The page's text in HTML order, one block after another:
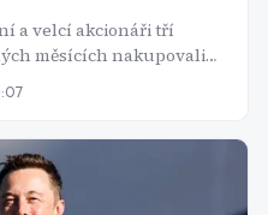
a velcí akcionáři tří
měsících nakupovali
cen. Insider buying
ne zárukou